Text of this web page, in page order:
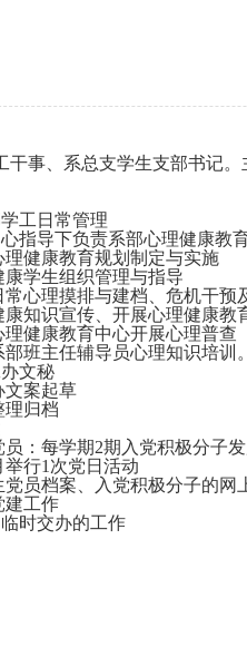
干事、系总支学生支部书记
工日常管理
指导下负责系部心理健康教
理健康教育规划制定与实施
康学生组织管理与指导
常心理摸排与建档、危机干预
康知识宣传、开展心理健康教
理健康教育中心开展心理普查
部班主任辅导员心理知识培训。
文秘
文案起草
理归档
员：每学期2期入党积极分子
举行1次党日活动
党员档案、入党积极分子的网
建工作
时交办的工作